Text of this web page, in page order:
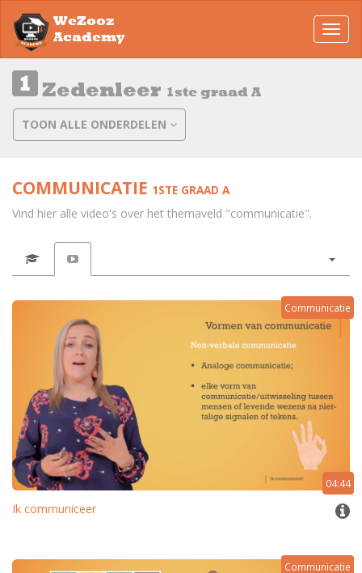
WeZooz
Academy
Zedenleer 1ste graad A
TOON ALLE ONDERDELEN
COMMUNICATIE 1STE GRAAD A
Vind hier alle video's over het themaveld "communicatie".
Communicatie
04:44
Ik communiceer
Communicatie